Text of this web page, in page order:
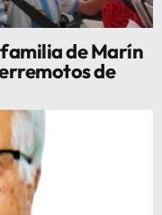
de Marín
de